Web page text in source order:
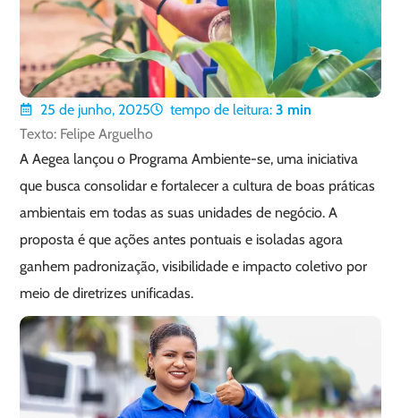
25 de junho, 2025 tempo de leitura: 3 min
Texto: Felipe Arguelho
A Aegea lançou o Programa Ambiente-se, uma iniciativa
que busca consolidar e fortalecer a cultura de boas práticas
ambientais em todas as suas unidades de negócio. A
proposta é que ações antes pontuais e isoladas agora
ganhem padronização, visibilidade e impacto coletivo por
meio de diretrizes unificadas.